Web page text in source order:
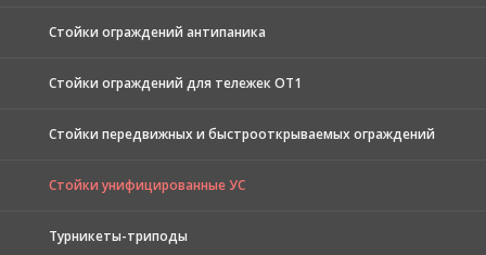
Стойки ограждений антипаника
Стойки ограждений для тележек ОТ1
Стойки передвижных и быстрооткрываемых ограждений
Стойки унифицированные УС
Турникеты-триподы